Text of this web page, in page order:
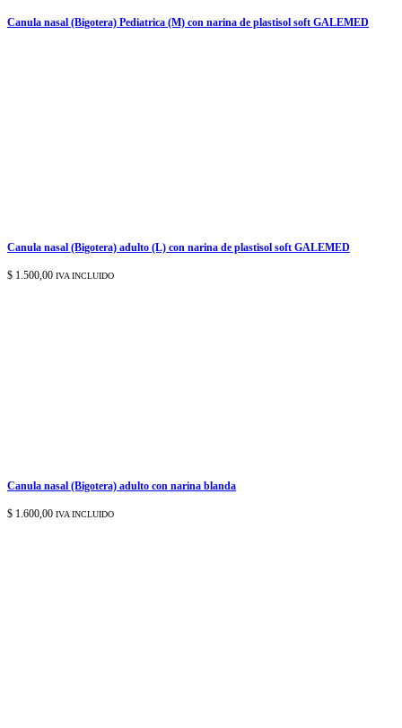
Canula nasal (Bigotera) Pediatrica (M) con narina de plastisol soft GALEMED
Canula nasal (Bigotera) adulto (L) con narina de plastisol soft GALEMED
$ 1.500,00 IVA INCLUIDO
Canula nasal (Bigotera) adulto con narina blanda
$ 1.600,00 IVA INCLUIDO